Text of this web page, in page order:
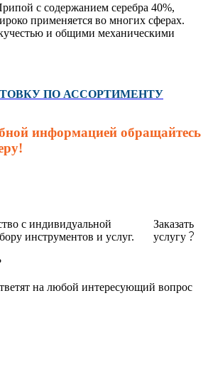
с содержанием серебра 40%,
применяется во многих сферах.
и общими механическими
ПО АССОРТИМЕНТУ
информацией обращайтесь
с индивидуальной
инструментов и услуг.
Заказать
услугу
на любой интересующий вопрос